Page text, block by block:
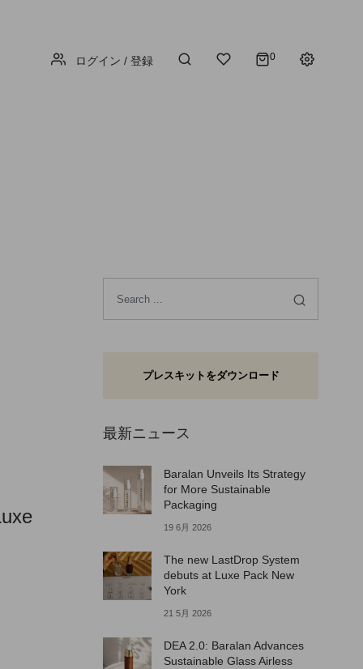
ログイン / 登録 0
プレスキットをダウンロード
最新ニュース
Baralan Unveils Its Strategy
for More Sustainable
Packaging
19 6月 2026
The new LastDrop System
debuts at Luxe Pack New
York
21 5月 2026
DEA 2.0: Baralan Advances
Sustainable Glass Airless